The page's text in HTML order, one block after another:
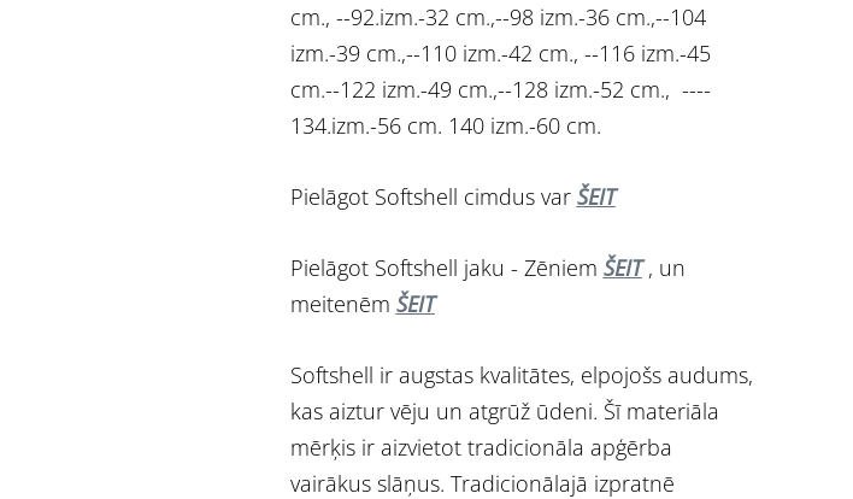
cm., --92.izm.-32 cm.,--98 izm.-36 cm.,--104
izm.-39 cm.,--110 izm.-42 cm., --116 izm.-45
cm.--122 izm.-49 cm.,--128 izm.-52 cm., ----
134.izm.-56 cm. 140 izm.-60 cm.
Pielāgot Softshell cimdus var ŠEIT
Pielāgot Softshell jaku - Zēniem ŠEIT, un
meitenēm ŠEIT
Softshell ir augstas kvalitātes, elpojošs audums,
kas aiztur vēju un atgrūž ūdeni. Šī materiāla
mērķis ir aizvietot tradicionāla apģērba
vairākus slāņus. Tradicionālajā izpratnē